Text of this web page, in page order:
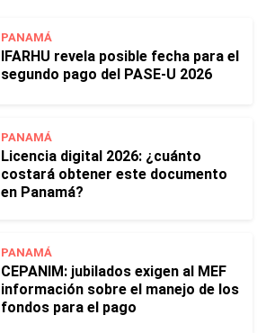
PANAMÁ
IFARHU revela posible fecha para el
segundo pago del PASE-U 2026
PANAMÁ
Licencia digital 2026: ¿cuánto
costará obtener este documento
en Panamá?
PANAMÁ
CEPANIM: jubilados exigen al MEF
información sobre el manejo de los
fondos para el pago